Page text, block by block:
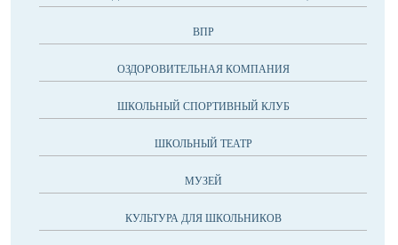
ВПР
ОЗДОРОВИТЕЛЬНАЯ КОМПАНИЯ
ШКОЛЬНЫЙ СПОРТИВНЫЙ КЛУБ
ШКОЛЬНЫЙ ТЕАТР
МУЗЕЙ
КУЛЬТУРА ДЛЯ ШКОЛЬНИКОВ